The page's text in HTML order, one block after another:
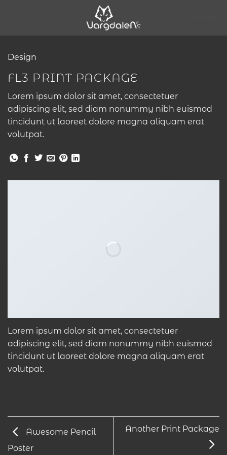
Design
FL3 PRINT PACKAGE
Lorem ipsum dolor sit amet, consectetuer
adipiscing elit, sed diam nonummy nibh euismod
tincidunt ut laoreet dolore magna aliquam erat
volutpat.
Lorem ipsum dolor sit amet, consectetuer
adipiscing elit, sed diam nonummy nibh euismod
tincidunt ut laoreet dolore magna aliquam erat
volutpat.
Awesome Pencil
Poster
Another Print Package